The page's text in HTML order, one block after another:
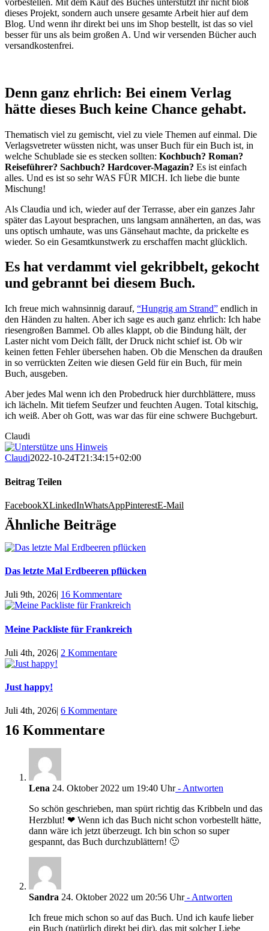
dieses Projekt, sondern auch unsere gesamte Arbeit hier auf dem
Blog. Und wenn ihr direkt bei uns im Shop bestellt, ist das so viel
besser für uns als beim großen A. Und wir versenden Bücher auch
versandkostenfrei.
Denn ganz ehrlich: Bei einem Verlag
hätte dieses Buch keine Chance gehabt.
Thematisch viel zu gemischt, viel zu viele Themen auf einmal. Die
Verlagsvetreter wüssten nicht, was unser Buch für ein Buch ist, in
welche Schublade sie es stecken sollten: Kochbuch? Roman?
Reiseführer? Sachbuch? Hardcover-Magazin? Es ist einfach
alles. Und es ist so sehr WAS FÜR MICH. Ich liebe die bunte
Mischung!
Als Claudia und ich, wieder auf der Terrasse, aber ein ganzes Jahr
später das Layout besprachen, uns langsam annäherten, an das, was
uns optisch umhaute, was uns Gänsehaut machte, da prickelte es
wieder. So ein Gesamtkunstwerk zu erschaffen macht glücklich.
Es hat verdammt viel gekribbelt, gekocht
und gebrannt bei diesem Buch.
Ich freue mich wahnsinnig darauf, “Hungrig am Strand” endlich in
den Händen zu halten. Aber ich sage es auch ganz ehrlich: Ich habe
riesengroßen Bammel. Ob alles klappt, ob die Bindung hält, der
Laster nicht vom Deich fällt, der Druck nicht schief ist. Ob wir
keinen fetten Fehler übersehen haben. Ob die Menschen da draußen
in so verrückten Zeiten wie diesen Geld für ein Buch, für mein
Buch, ausgeben.
Aber jedes Mal wenn ich den Probedruck hier durchblättere, muss
ich lächeln. Mit tiefem Seufzer und feuchten Augen. Total kitschig,
ich weiß. Aber oh Gott, was war das für eine schwere Buchgeburt.
Claudi
Claudi2022-10-24T21:34:15+02:00
Beitrag Teilen
FacebookXLinkedInWhatsAppPinterestE-Mail
Ähnliche Beiträge
Das letzte Mal Erdbeeren pflücken
Juli 9th, 2026| 16 Kommentare
Meine Packliste für Frankreich
Juli 4th, 2026| 2 Kommentare
Just happy!
Juli 4th, 2026| 6 Kommentare
16 Kommentare
Lena 24. Oktober 2022 um 19:40 Uhr- Antworten
So schön geschrieben, man spürt richtig das Kribbeln und das
Herzblut! ❤ Wenn ich das Buch nicht schon vorbestellt hätte,
dann wäre ich jetzt überzeugt. Ich bin schon so super
gespannt, das Buch durchzublättern! 🙂
Sandra 24. Oktober 2022 um 20:56 Uhr- Antworten
Ich freue mich schon so auf das Buch. Und ich kaufe lieber
ein Buch (natürlich direkt bei dir), das mit solcher Liebe